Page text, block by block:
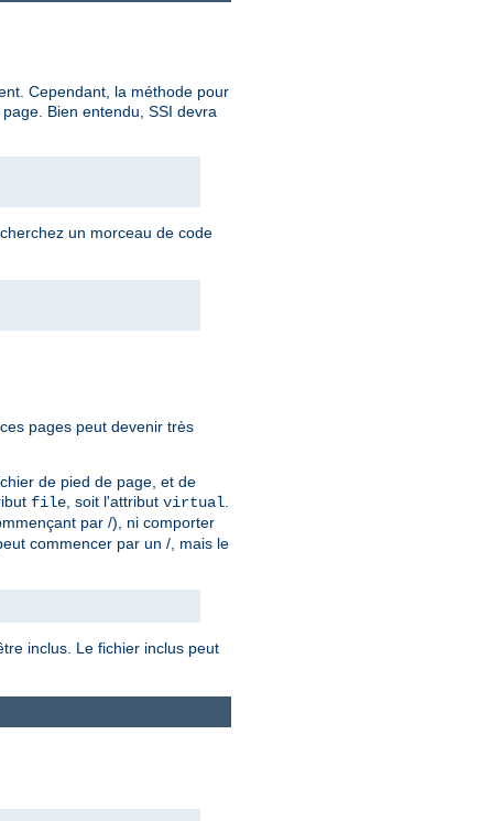
Cependant, la méthode pour
Bien entendu, SSI devra
un morceau de code
pages peut devenir très
de pied de page, et de
file, soit l'attribut virtual.
par /), ni comporter
commencer par un /, mais le
inclus. Le fichier inclus peut